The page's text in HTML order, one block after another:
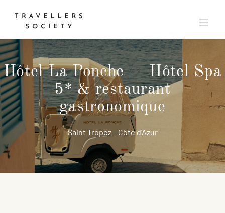
contenu
Hôtel La Ponche – Hôtel Spa
5* & restaurant
gastronomique
Saint Tropez – Côte d’Azur